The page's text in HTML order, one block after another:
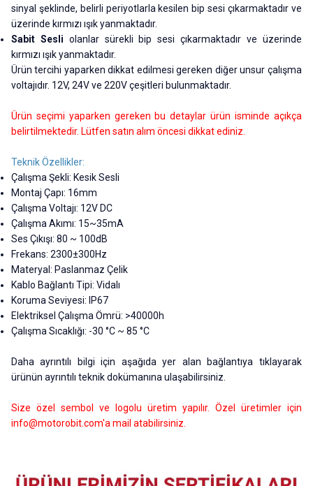
sinyal şeklinde, belirli periyotlarla kesilen bip sesi çıkarmaktadır ve
üzerinde kırmızı ışık yanmaktadır.
Sabit Sesli olanlar sürekli bip sesi çıkarmaktadır ve üzerinde
kırmızı ışık yanmaktadır.
Ürün tercihi yaparken dikkat edilmesi gereken diğer unsur çalışma
voltajıdır. 12V, 24V ve 220V çeşitleri bulunmaktadır.
Ürün seçimi yaparken gereken bu detaylar ürün isminde açıkça
belirtilmektedir. Lütfen satın alım öncesi dikkat ediniz.
Teknik Özellikler:
Çalışma Şekli: Kesik Sesli
Montaj Çapı: 16mm
Çalışma Voltajı: 12V DC
Çalışma Akımı: 15~35mA
Ses Çıkışı: 80 ~ 100dB
Frekans: 2300±300Hz
Materyal: Paslanmaz Çelik
Kablo Bağlantı Tipi: Vidalı
Koruma Seviyesi: IP67
Elektriksel Çalışma Ömrü: >40000h
Çalışma Sıcaklığı: -30 °C ~ 85 °C
Daha ayrıntılı bilgi için aşağıda yer alan bağlantıya tıklayarak
ürünün ayrıntılı teknik dokümanına ulaşabilirsiniz.
Size özel sembol ve logolu üretim yapılır. Özel üretimler için
info@motorobit.com'a mail atabilirsiniz.